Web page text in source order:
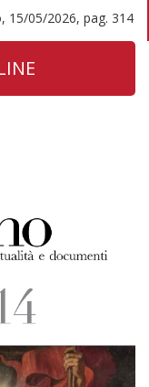
15/05/2026, pag. 314